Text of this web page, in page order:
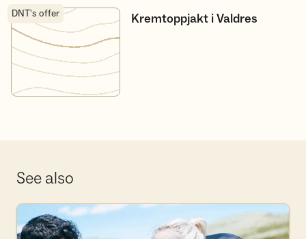
Kremtoppjakt i Valdres
DNT's offer Kremtoppjakt i Valdres
See also
Become a volunteer